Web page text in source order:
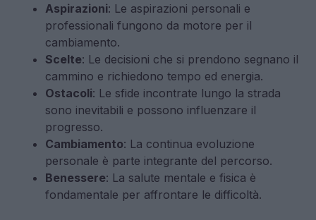
Aspirazioni: Le aspirazioni personali e
professionali fungono da motore per il
cambiamento.
Scelte: Le decisioni che si prendono segnano il
cammino e richiedono tempo ed energia.
Ostacoli: Le sfide incontrate lungo la strada
sono inevitabili e possono influenzare il
progresso.
Cambiamento: La continua evoluzione
personale è parte integrante del percorso.
Benessere: La salute mentale e fisica è
fondamentale per affrontare le difficoltà.